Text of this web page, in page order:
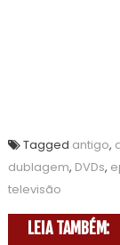
Tagged antigo,
dublagem, DVDs,
televisão
LEIA TAMBÉM: